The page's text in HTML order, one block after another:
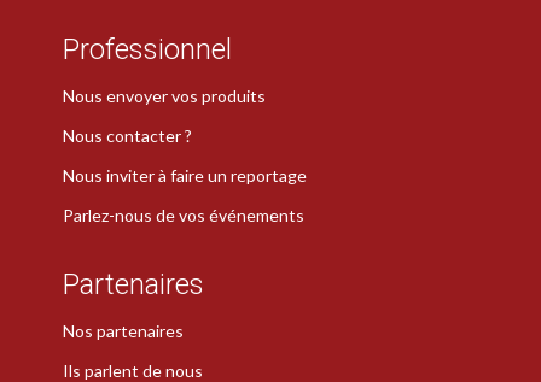
Professionnel
Nous envoyer vos produits
Nous contacter ?
Nous inviter à faire un reportage
Parlez-nous de vos événements
Partenaires
Nos partenaires
Ils parlent de nous